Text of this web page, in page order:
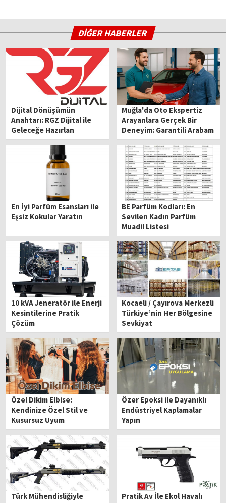
DİĞER HABERLER
Dijital Dönüşümün
Anahtarı: RGZ Dijital ile
Geleceğe Hazırlan
Muğla'da Oto Ekspertiz
Arayanlara Gerçek Bir
Deneyim: Garantili Arabam
Bayisinde Yaşadıklarım
En İyi Parfüm Esansları ile
Eşsiz Kokular Yaratın
BE Parfüm Kodları: En
Sevilen Kadın Parfüm
Muadil Listesi
10 kVA Jeneratör ile Enerji
Kesintilerine Pratik
Çözüm
Kocaeli / Çayırova Merkezli
Türkiye’nin Her Bölgesine
Sevkiyat
Özel Dikim Elbise:
Kendinize Özel Stil ve
Kusursuz Uyum
Özer Epoksi ile Dayanıklı
Endüstriyel Kaplamalar
Yapın
Türk Mühendisliğiyle
Pratik Av İle Ekol Havalı